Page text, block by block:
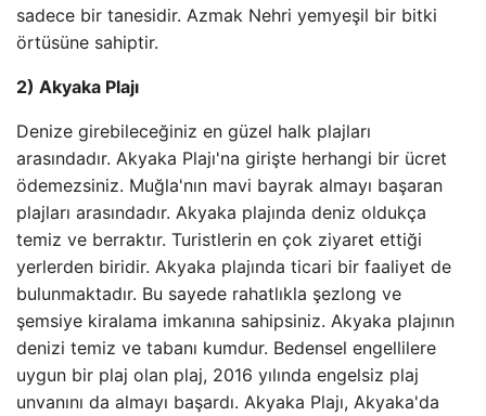
sadece bir tanesidir. Azmak Nehri yemyeşil bir bitki
örtüsüne sahiptir.
2) Akyaka Plajı
Denize girebileceğiniz en güzel halk plajları
arasındadır. Akyaka Plajı'na girişte herhangi bir ücret
ödemezsiniz. Muğla'nın mavi bayrak almayı başaran
plajları arasındadır. Akyaka plajında ​​deniz oldukça
temiz ve berraktır. Turistlerin en çok ziyaret ettiği
yerlerden biridir. Akyaka plajında ​​ticari bir faaliyet de
bulunmaktadır. Bu sayede rahatlıkla şezlong ve
şemsiye kiralama imkanına sahipsiniz. Akyaka plajının
denizi temiz ve tabanı kumdur. Bedensel engellilere
uygun bir plaj olan plaj, 2016 yılında engelsiz plaj
unvanını da almayı başardı. Akyaka Plajı, Akyaka'da